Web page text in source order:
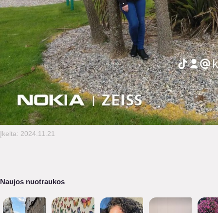
Įkelta: 2024.11.21
Naujos nuotraukos